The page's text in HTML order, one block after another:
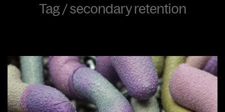
Tag /secondary retention